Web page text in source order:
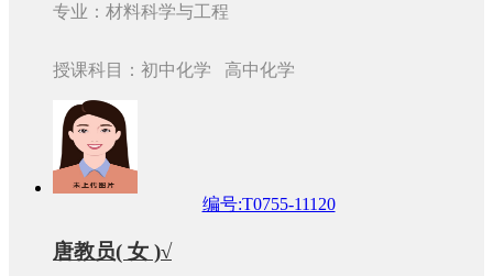
专业：材料科学与工程
授课科目：初中化学 高中化学
编号:T0755-11120
唐教员( 女 )√